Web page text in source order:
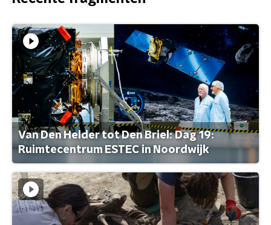
Van Den Helder tot Den Briel: Dag 19:
Ruimtecentrum ESTEC in Noordwijk